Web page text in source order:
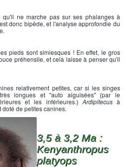
qu'il ne marche pas sur ses phalanges à
donc bipède, et l'analyse approfondie du
pieds sont simiesques ! En effet, le gros
préhensile, et cela laisse à penser qu'il
relativement petites, car si les singes
longues et "auto aiguisées" (par le
et les inférieures.) Ardipitecusà
de petites canines.
3,5 à 3,2 Ma :
Kenyanthropus
platyops